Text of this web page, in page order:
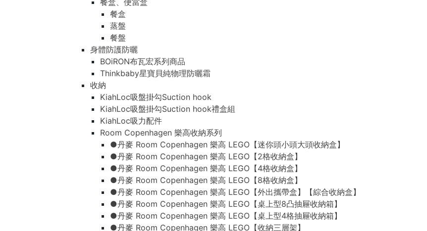
餐盒、便當盒
餐盒
蒸盤
餐盤
身體防護防曬
BOiRON布瓦宏系列商品
Thinkbaby星寶貝純物理防曬霜
收納
KiahLoc吸盤掛勾Suction hook
KiahLoc吸盤掛勾Suction hook禮盒組
KiahLoc吸力配件
Room Copenhagen 樂高收納系列
●丹麥 Room Copenhagen 樂高 LEGO【迷你頭小頭大頭收納盒】
●丹麥 Room Copenhagen 樂高 LEGO【2格收納盒】
●丹麥 Room Copenhagen 樂高 LEGO【4格收納盒】
●丹麥 Room Copenhagen 樂高 LEGO【8格收納盒】
●丹麥 Room Copenhagen 樂高 LEGO【外出攜帶盒】【綜合收納盒】
●丹麥 Room Copenhagen 樂高 LEGO【桌上型8凸抽屜收納箱】
●丹麥 Room Copenhagen 樂高 LEGO【桌上型4格抽屜收納箱】
●丹麥 Room Copenhagen 樂高 LEGO【收納三層架】